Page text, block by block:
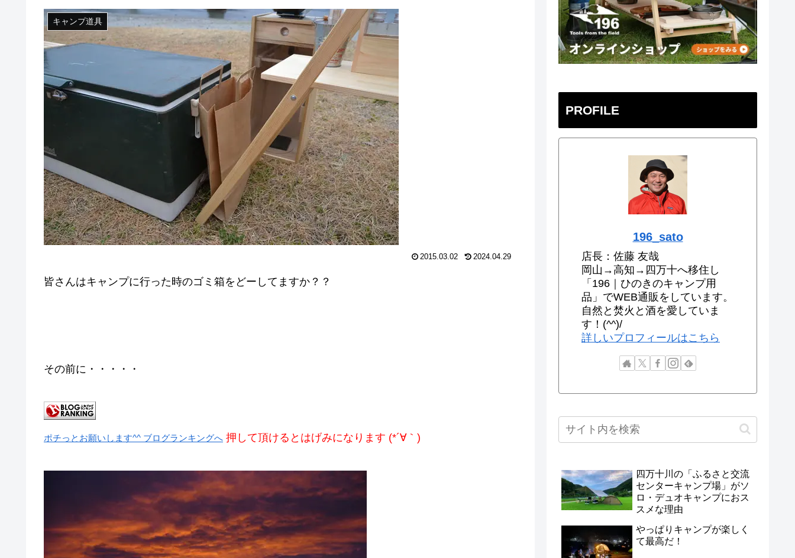
キャンプ道具
2015.03.02 2024.04.29
皆さんはキャンプに行った時のゴミ箱をどーしてますか？？
その前に・・・・・
ポチっとお願いします^^ ブログランキングへ 押して頂けるとはげみになります (*´∀｀)
PROFILE
196_sato
店長：佐藤 友哉
岡山→高知→四万十へ移住し
「196｜ひのきのキャンプ用
品」でWEB通販をしています。
自然と焚火と酒を愛していま
す！(^^)/
詳しいプロフィールはこちら
四万十川の「ふるさと交流
センターキャンプ場」がソ
ロ・デュオキャンプにおス
スメな理由
やっぱりキャンプが楽しく
て最高だ！